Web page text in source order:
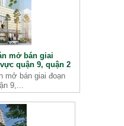
mở bán giai
quận 9, quận 2
mở bán giai đoạn
9,...